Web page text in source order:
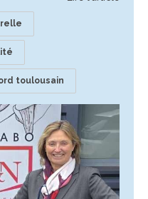
toulousain